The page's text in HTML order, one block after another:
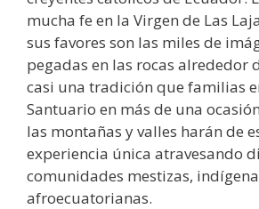
mucha fe en la Virgen de Las
sus favores son las miles de
pegadas en las rocas alrededor
casi una tradición que familias
Santuario en más de una
las montañas y valles harán de
experiencia única atravesando
comunidades mestizas,
afroecuatorianas.